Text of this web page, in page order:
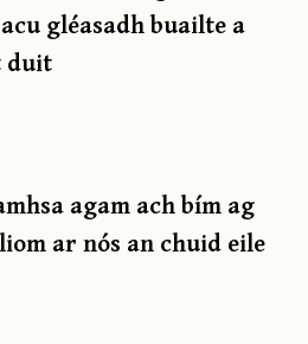
gléasadh buailte a
duit
agam ach bím ag
ar nós an chuid eile